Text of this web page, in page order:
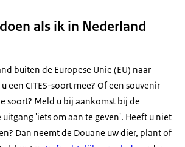
als ik in Nederland
buiten de Europese Unie (EU) naar
een CITES-soort mee? Of een souvenir
soort? Meld u bij aankomst bij de
'iets om aan te geven'. Heeft u niet
Dan neemt de Douane uw dier, plant of